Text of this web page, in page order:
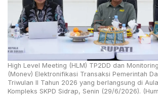
High Level Meeting (HLM) TP2DD dan
(Monev) Elektronifikasi Transaksi Pemerintah
Triwulan II Tahun 2026 yang berlangsung di
Kompleks SKPD Sidrap, Senin (29/6/2026).